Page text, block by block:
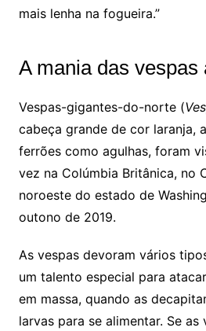
mais lenha na fogueira.”
A mania das vespas
Vespas-gigantes-do-norte (
cabeça grande de cor laranja,
ferrões como agulhas, foram
vez na Colúmbia Britânica, no
noroeste do estado de
outono de 2019.
As vespas devoram vários
um talento especial para
em massa, quando as
larvas para se alimentar. Se as